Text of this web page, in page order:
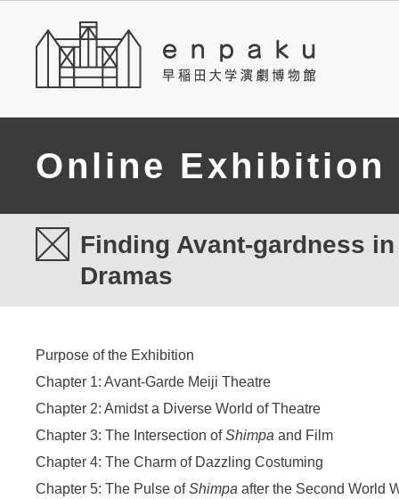
Online Exhibition
Finding Avant-gardness
Dramas
Purpose of the Exhibition
Chapter 1: Avant-Garde Meiji Theatre
Chapter 2: Amidst a Diverse World of Theatre
Chapter 3: The Intersection ofShimpa and Film
Chapter 4: The Charm of Dazzling Costuming
Chapter 5: The Pulse ofShimpa after the Second World